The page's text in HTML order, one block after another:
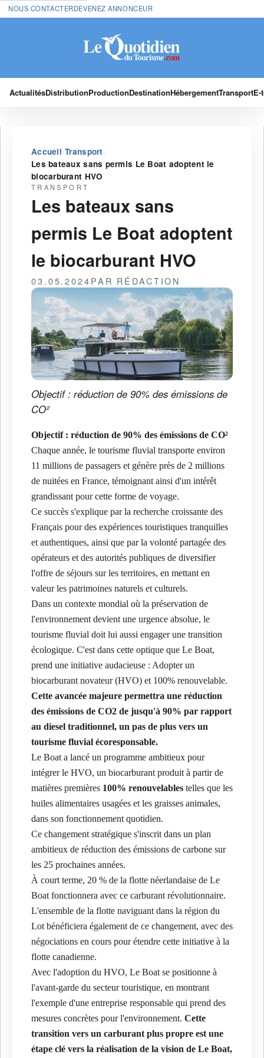
NOUS CONTACTERDEVENEZ ANNONCEUR
ActualitésDistributionProductionDestinationHébergementTransport
Accueil›Transport ›
Les bateaux sans permis Le Boat adoptent le
biocarburant HVO
TRANSPORT
Les bateaux sans
permis Le Boat adoptent
le biocarburant HVO
03.05.2024PAR RÉDACTION
Objectif : réduction de 90% des émissions de
CO²
Objectif : réduction de 90% des émissions de CO²
Chaque année, le tourisme fluvial transporte environ
11 millions de passagers et génère près de 2 millions
de nuitées en France, témoignant ainsi d'un intérêt
grandissant pour cette forme de voyage.
Ce succès s'explique par la recherche croissante des
Français pour des expériences touristiques tranquilles
et authentiques, ainsi que par la volonté partagée des
opérateurs et des autorités publiques de diversifier
l'offre de séjours sur les territoires, en mettant en
valeur les patrimoines naturels et culturels.
Dans un contexte mondial où la préservation de
l'environnement devient une urgence absolue, le
tourisme fluvial doit lui aussi engager une transition
écologique. C'est dans cette optique que Le Boat,
prend une initiative audacieuse : Adopter un
biocarburant novateur (HVO) et 100% renouvelable.
Cette avancée majeure permettra une réduction
des émissions de CO2 de jusqu'à 90% par rapport
au diesel traditionnel, un pas de plus vers un
tourisme fluvial écoresponsable.
Le Boat a lancé un programme ambitieux pour
intégrer le HVO, un biocarburant produit à partir de
matières premières 100% renouvelables telles que les
huiles alimentaires usagées et les graisses animales,
dans son fonctionnement quotidien.
Ce changement stratégique s'inscrit dans un plan
ambitieux de réduction des émissions de carbone sur
les 25 prochaines années.
À court terme, 20 % de la flotte néerlandaise de Le
Boat fonctionnera avec ce carburant révolutionnaire.
L'ensemble de la flotte naviguant dans la région du
Lot bénéficiera également de ce changement, avec des
négociations en cours pour étendre cette initiative à la
flotte canadienne.
Avec l'adoption du HVO, Le Boat se positionne à
l'avant-garde du secteur touristique, en montrant
l'exemple d'une entreprise responsable qui prend des
mesures concrètes pour l'environnement. Cette
transition vers un carburant plus propre est une
étape clé vers la réalisation de la vision de Le Boat,